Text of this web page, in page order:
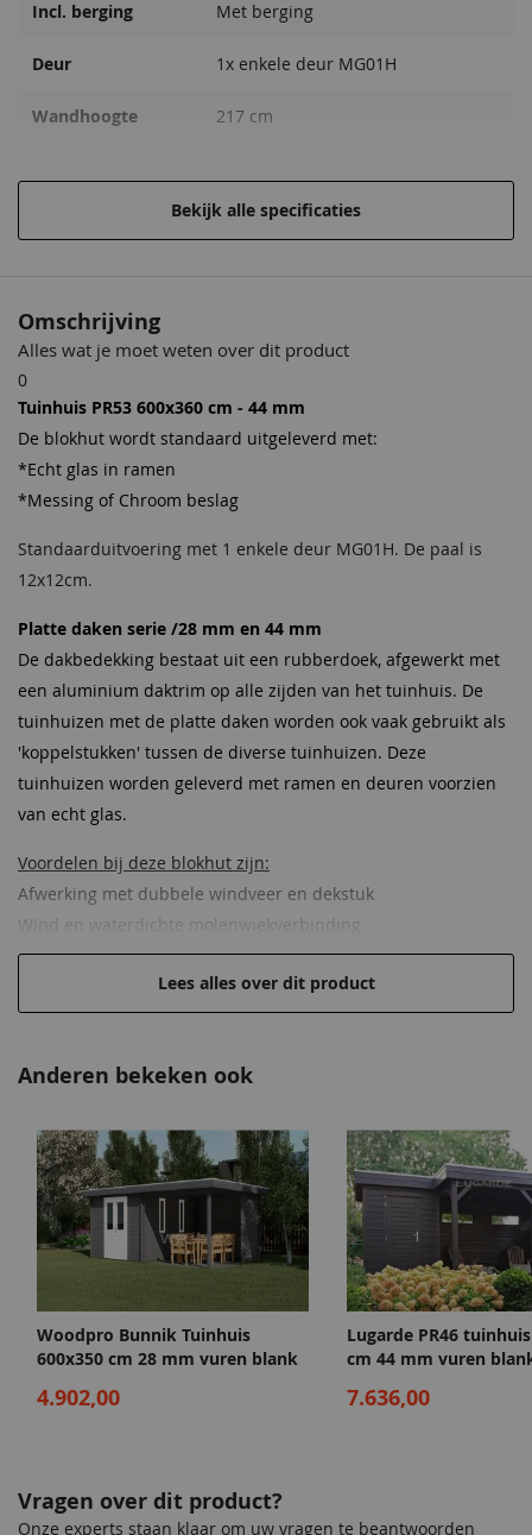
Incl. berging Met berging
Deur 1x enkele deur MG01H
Wandhoogte 217 cm
44 mm
Oversteek rondom 18 cm
Vloer in blokhut Optioneel
Inclusief
Hang en sluitwerk
Inclusief, keuze uit Messing of
Daktype
Daktype Plat dak
Bekijk alle specificaties
Omschrijving
Alles wat je moet weten over dit product
0
Tuinhuis PR53 600x360 cm - 44 mm
De blokhut wordt standaard uitgeleverd met:
*Echt glas in ramen
*Messing of Chroom beslag
Standaarduitvoering met 1 enkele deur MG01H. De paal is
12x12cm.
Platte daken serie /28 mm en 44 mm
De dakbedekking bestaat uit een rubberdoek, afgewerkt met
een aluminium daktrim op alle zijden van het tuinhuis. De
tuinhuizen met de platte daken worden ook vaak gebruikt als
'koppelstukken' tussen de diverse tuinhuizen. Deze
tuinhuizen worden geleverd met ramen en deuren voorzien
van echt glas.
Voordelen bij deze blokhut zijn:
Afwerking met dubbele windveer en dekstuk
Wind en waterdichte molenwiekverbinding
Gelamineerde deuren voor stabiliteit
Ramen en deuren zijn standaard vorozien van afneembare
roedes, afgekitte ruiten, tochtstrips, ventilatiesleuven
beschermvocers
19mm dakbeplanking
Eenvoudige stapelmethode
Deur voorzien van aluminium slijtstrip
Dompelen in 4 vaste kleuren
Op aanvraag is het tuinhuis ook leverbaar met andere ramen
en deuren!
Klikhierom uw eigen blokhut samentestellen en in 3D te
Lees alles over dit product
Anderen bekeken ook
Woodpro Bunnik Tuinhuis
600x350 cm 28 mm vuren blank
4.902,00
Lugarde PR46
cm 44 mm vuren
7.636,00
Vragen over dit product?
Onze experts staan klaar om uw vragen te beantwoorden